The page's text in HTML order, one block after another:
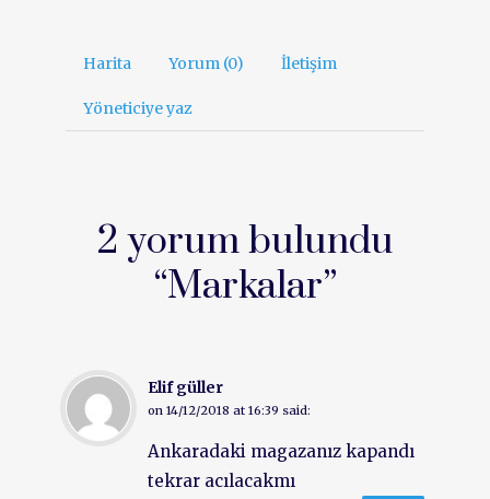
Harita Yorum (0) İletişim
Yöneticiye yaz
2 yorum bulundu
“Markalar”
Elif güller
on 14/12/2018 at 16:39 said:
Ankaradaki magazanız kapandı
tekrar acılacakmı